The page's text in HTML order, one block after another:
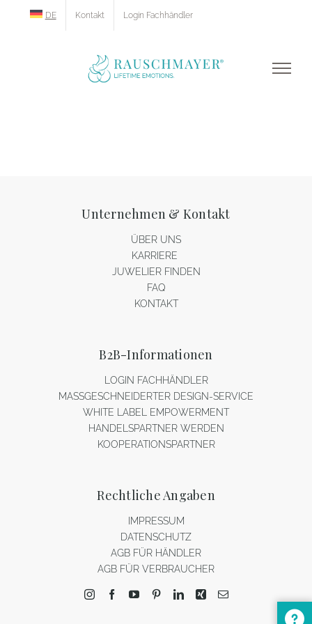
DE Kontakt Login Fachhändler
Unternehmen & Kontakt
ÜBER UNS
KARRIERE
JUWELIER FINDEN
FAQ
KONTAKT
B2B-Informationen
LOGIN FACHHÄNDLER
MASSGESCHNEIDERTER DESIGN-SERVICE
WHITE LABEL EMPOWERMENT
HANDELSPARTNER WERDEN
KOOPERATIONSPARTNER
Rechtliche Angaben
IMPRESSUM
DATENSCHUTZ
AGB FÜR HÄNDLER
AGB FÜR VERBRAUCHER